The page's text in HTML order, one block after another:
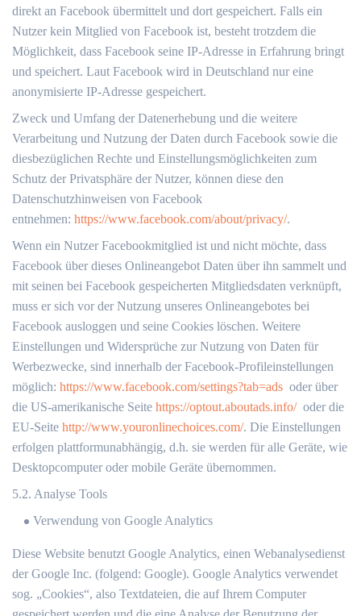
direkt an Facebook übermittelt und dort gespeichert. Falls ein
Nutzer kein Mitglied von Facebook ist, besteht trotzdem die
Möglichkeit, dass Facebook seine IP-Adresse in Erfahrung bringt
und speichert. Laut Facebook wird in Deutschland nur eine
anonymisierte IP-Adresse gespeichert.
Zweck und Umfang der Datenerhebung und die weitere
Verarbeitung und Nutzung der Daten durch Facebook sowie die
diesbezüglichen Rechte und Einstellungsmöglichkeiten zum
Schutz der Privatsphäre der Nutzer, können diese den
Datenschutzhinweisen von Facebook
entnehmen: https://www.facebook.com/about/privacy/.
Wenn ein Nutzer Facebookmitglied ist und nicht möchte, dass
Facebook über dieses Onlineangebot Daten über ihn sammelt und
mit seinen bei Facebook gespeicherten Mitgliedsdaten verknüpft,
muss er sich vor der Nutzung unseres Onlineangebotes bei
Facebook ausloggen und seine Cookies löschen. Weitere
Einstellungen und Widersprüche zur Nutzung von Daten für
Werbezwecke, sind innerhalb der Facebook-Profileinstellungen
möglich: https://www.facebook.com/settings?tab=ads oder über
die US-amerikanische Seite https://optout.aboutads.info/oder die
EU-Seite http://www.youronlinechoices.com/. Die Einstellungen
erfolgen plattformunabhängig, d.h. sie werden für alle Geräte, wie
Desktopcomputer oder mobile Geräte übernommen.
5.2. Analyse Tools
Verwendung von Google Analytics
Diese Website benutzt Google Analytics, einen Webanalysedienst
der Google Inc. (folgend: Google). Google Analytics verwendet
sog. „Cookies“, also Textdateien, die auf Ihrem Computer